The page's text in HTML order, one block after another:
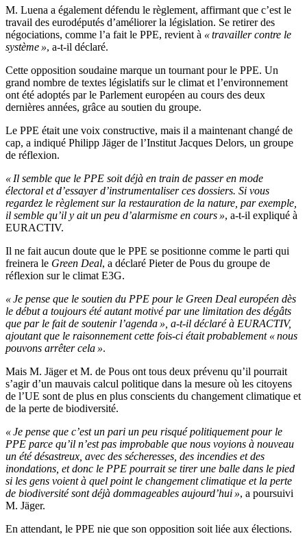
M. Luena a également défendu le règlement, affirmant que c’est le
travail des eurodéputés d’améliorer la législation. Se retirer des
négociations, comme l’a fait le PPE, revient à « travailler contre le
système », a-t-il déclaré.
Cette opposition soudaine marque un tournant pour le PPE. Un
grand nombre de textes législatifs sur le climat et l’environnement
ont été adoptés par le Parlement européen au cours des deux
dernières années, grâce au soutien du groupe.
Le PPE était une voix constructive, mais il a maintenant changé de
cap, a indiqué Philipp Jäger de l’Institut Jacques Delors, un groupe
de réflexion.
« Il semble que le PPE soit déjà en train de passer en mode
électoral et d’essayer d’instrumentaliser ces dossiers. Si vous
regardez le règlement sur la restauration de la nature, par exemple,
il semble qu’il y ait un peu d’alarmisme en cours », a-t-il expliqué à
EURACTIV.
Il ne fait aucun doute que le PPE se positionne comme le parti qui
freinera le Green Deal, a déclaré Pieter de Pous du groupe de
réflexion sur le climat E3G.
« Je pense que le soutien du PPE pour le Green Deal européen dès
le début a toujours été autant motivé par une limitation des dégâts
que par le fait de soutenir l’agenda », a-t-il déclaré à EURACTIV,
ajoutant que le raisonnement cette fois-ci était probablement « nous
pouvons arrêter cela ».
Mais M. Jäger et M. de Pous ont tous deux prévenu qu’il pourrait
s’agir d’un mauvais calcul politique dans la mesure où les citoyens
de l’UE sont de plus en plus conscients du changement climatique et
de la perte de biodiversité.
« Je pense que c’est un pari un peu risqué politiquement pour le
PPE parce qu’il n’est pas improbable que nous voyions à nouveau
un été désastreux, avec des sécheresses, des incendies et des
inondations, et donc le PPE pourrait se tirer une balle dans le pied
si les gens voient à quel point le changement climatique et la perte
de biodiversité sont déjà dommageables aujourd’hui », a poursuivi
M. Jäger.
En attendant, le PPE nie que son opposition soit liée aux élections.